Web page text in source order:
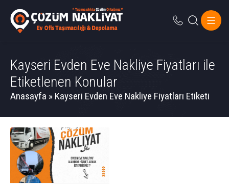
Kayseri Evden Eve Nakliye Fiyatları ile
Etiketlenen Konular
Anasayfa » Kayseri Evden Eve Nakliye Fiyatları Etiketi